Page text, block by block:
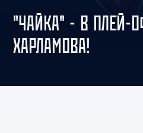
"ЧАЙКА" - В ПЛЕЙ-
ХАРЛАМОВА!